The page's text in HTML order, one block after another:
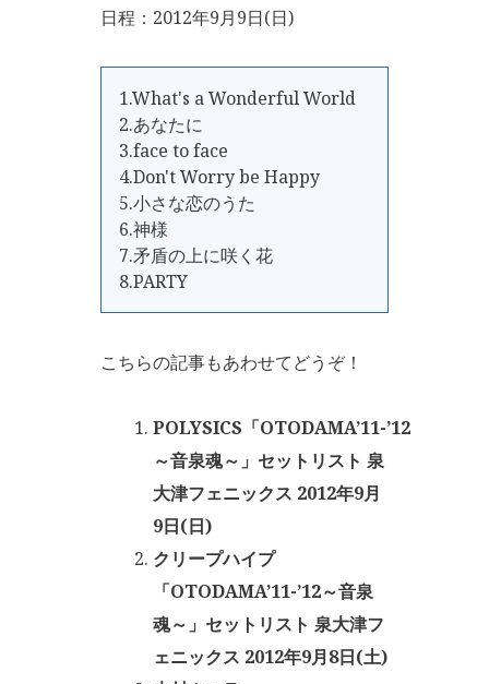
日程：2012年9月9日(日)
1.What's a Wonderful World
2.あなたに
3.face to face
4.Don't Worry be Happy
5.小さな恋のうた
6.神様
7.矛盾の上に咲く花
8.PARTY
こちらの記事もあわせてどうぞ！
POLYSICS「OTODAMA’11-’12
～音泉魂～」セットリスト 泉
大津フェニックス 2012年9月
9日(日)
クリープハイプ
「OTODAMA’11-’12～音泉
魂～」セットリスト 泉大津フ
ェニックス 2012年9月8日(土)